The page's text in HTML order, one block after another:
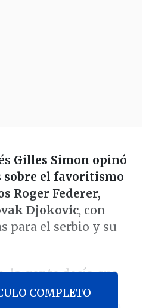
Gilles Simon opinó
sobre el favoritismo
Roger Federer,
Djokovic, con
para el serbio y su
la gente decía que
mucho más
COMPLETO